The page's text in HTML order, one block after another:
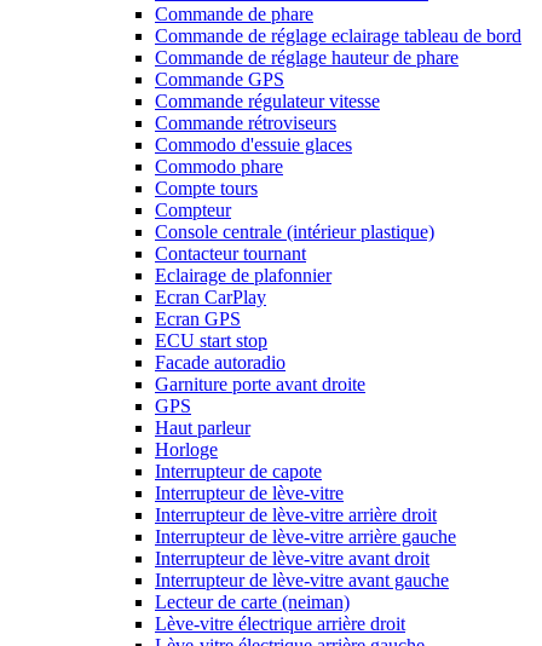
Commande de phare
Commande de réglage eclairage tableau de bord
Commande de réglage hauteur de phare
Commande GPS
Commande régulateur vitesse
Commande rétroviseurs
Commodo d'essuie glaces
Commodo phare
Compte tours
Compteur
Console centrale (intérieur plastique)
Contacteur tournant
Eclairage de plafonnier
Ecran CarPlay
Ecran GPS
ECU start stop
Facade autoradio
Garniture porte avant droite
GPS
Haut parleur
Horloge
Interrupteur de capote
Interrupteur de lève-vitre
Interrupteur de lève-vitre arrière droit
Interrupteur de lève-vitre arrière gauche
Interrupteur de lève-vitre avant droit
Interrupteur de lève-vitre avant gauche
Lecteur de carte (neiman)
Lève-vitre électrique arrière droit